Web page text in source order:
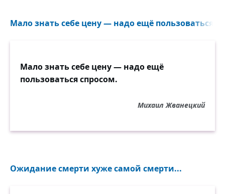
Мало знать себе цену — надо ещё пользоваться
Мало знать себе цену — надо ещё
пользоваться спросом.
Михаил Жванецкий
Ожидание смерти хуже самой смерти...